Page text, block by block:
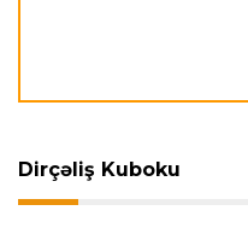
FİA rəsmisi "Formula 1"
Dirçəliş Kuboku